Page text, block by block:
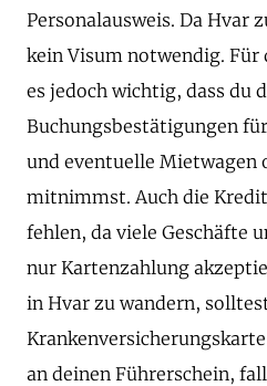
Personalausweis. Da Hvar
kein Visum notwendig. Für
es jedoch wichtig, dass du
Buchungsbestätigungen
und eventuelle Mietwagen
mitnimmst. Auch die
fehlen, da viele Geschäfte
nur Kartenzahlung
in Hvar zu wandern,
an deinen Führerschein,